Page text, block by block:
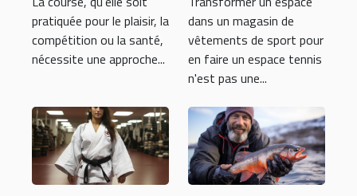
performance de
courses ?
pratiquée pour le plaisir, la
compétition ou la santé,
nécessite une approche...
dans un magasin
de vêtements de
sport
dans un magasin de
vêtements de sport pour
en faire un espace tennis
n'est pas une...